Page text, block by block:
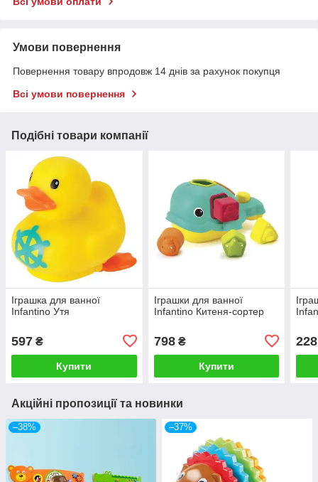
Умови повернення
Повернення товару впродовж 14 днів за рахунок покупця
Всі умови повернення
Подібні товари компанії
Іграшка для ванної
Infantino Утя
597 ₴
Купити
Іграшки для ванної
Infantino Китеня-сортер
798₴
Купити
228
Акційні пропозиції та новинки
–38% –37%